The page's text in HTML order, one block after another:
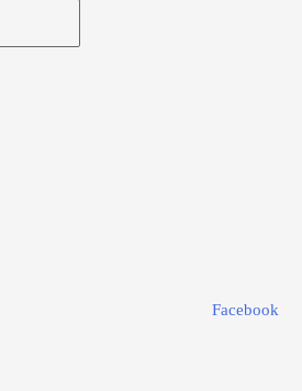
Facebook